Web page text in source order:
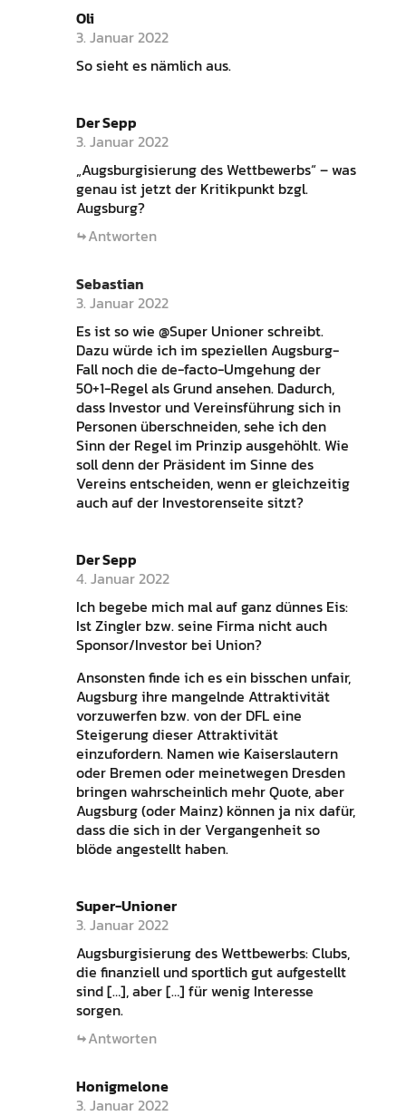
Oli
3. Januar 2022
So sieht es nämlich aus.
Der Sepp
3. Januar 2022
„Augsburgisierung des Wettbewerbs“ – was
genau ist jetzt der Kritikpunkt bzgl.
Augsburg?
Antworten
Sebastian
3. Januar 2022
Es ist so wie @Super Unioner schreibt.
Dazu würde ich im speziellen Augsburg-
Fall noch die de-facto-Umgehung der
50+1-Regel als Grund ansehen. Dadurch,
dass Investor und Vereinsführung sich in
Personen überschneiden, sehe ich den
Sinn der Regel im Prinzip ausgehöhlt. Wie
soll denn der Präsident im Sinne des
Vereins entscheiden, wenn er gleichzeitig
auch auf der Investorenseite sitzt?
Der Sepp
4. Januar 2022
Ich begebe mich mal auf ganz dünnes Eis:
Ist Zingler bzw. seine Firma nicht auch
Sponsor/Investor bei Union?
Ansonsten finde ich es ein bisschen unfair,
Augsburg ihre mangelnde Attraktivität
vorzuwerfen bzw. von der DFL eine
Steigerung dieser Attraktivität
einzufordern. Namen wie Kaiserslautern
oder Bremen oder meinetwegen Dresden
bringen wahrscheinlich mehr Quote, aber
Augsburg (oder Mainz) können ja nix dafür,
dass die sich in der Vergangenheit so
blöde angestellt haben.
Super-Unioner
3. Januar 2022
Augsburgisierung des Wettbewerbs: Clubs,
die finanziell und sportlich gut aufgestellt
sind […], aber […] für wenig Interesse
sorgen.
Antworten
Honigmelone
3. Januar 2022